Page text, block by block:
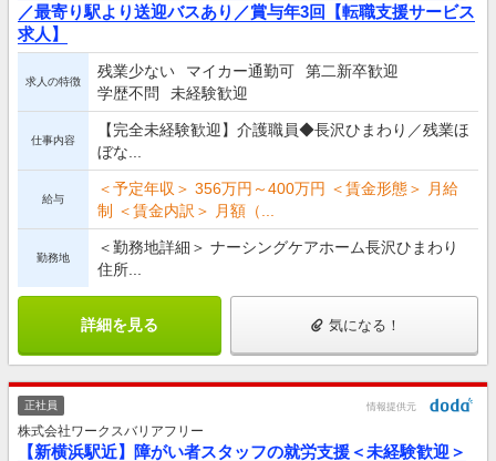
／最寄り駅より送迎バスあり／賞与年3回【転職支援サービス
求人】
求人の特徴
残業少ない マイカー通勤可
第二新卒歓迎
学歴不問
未経験歓迎
仕事内容
【完全未経験歓迎】介護職員◆長沢ひまわり／残業ほ
ぼな...
給与
＜予定年収＞ 356万円～400万円 ＜賃金形態＞ 月給
制 ＜賃金内訳＞ 月額（...
勤務地
＜勤務地詳細＞ ナーシングケアホーム長沢ひまわり
住所...
詳細を見る 気になる！
正社員 情報提供元
株式会社ワークスバリアフリー
【新横浜駅近】障がい者スタッフの就労支援＜未経験歓迎＞